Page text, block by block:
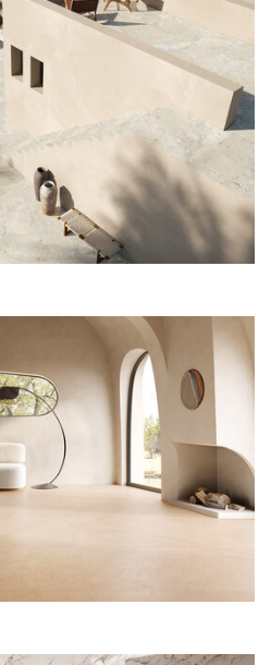
Mehr erfahren
Mehr erfahren